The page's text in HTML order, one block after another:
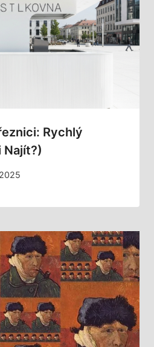
Rychlý
Najít?)